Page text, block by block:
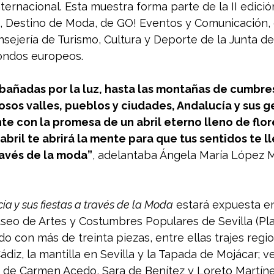
Esta muestra forma parte de la II
Destino de Moda, de GO! Eventos y
de Turismo, Cultura y Deporte de la Junta
europeos.
por la luz, hasta las montañas de
valles, pueblos y ciudades, Andalucía y sus
con la promesa de un abril eterno lleno de
te abrirá la mente para que tus sentidos te
de la moda”, adelantaba Ángela María López
y sus fiestas a través de la Moda estará expuesta
de Artes y Costumbres Populares de Sevilla
con más de treinta piezas, entre ellas trajes
la mantilla en Sevilla y la Tapada de Mojácar;
Carmen Acedo, Sara de Benítez y Loreto